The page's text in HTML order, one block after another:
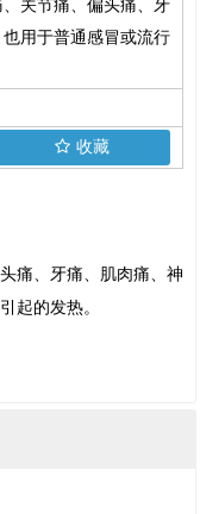
关节痛、偏头痛、牙
用于普通感冒或流行
收藏
痛、牙痛、肌肉痛、神
起的发热。